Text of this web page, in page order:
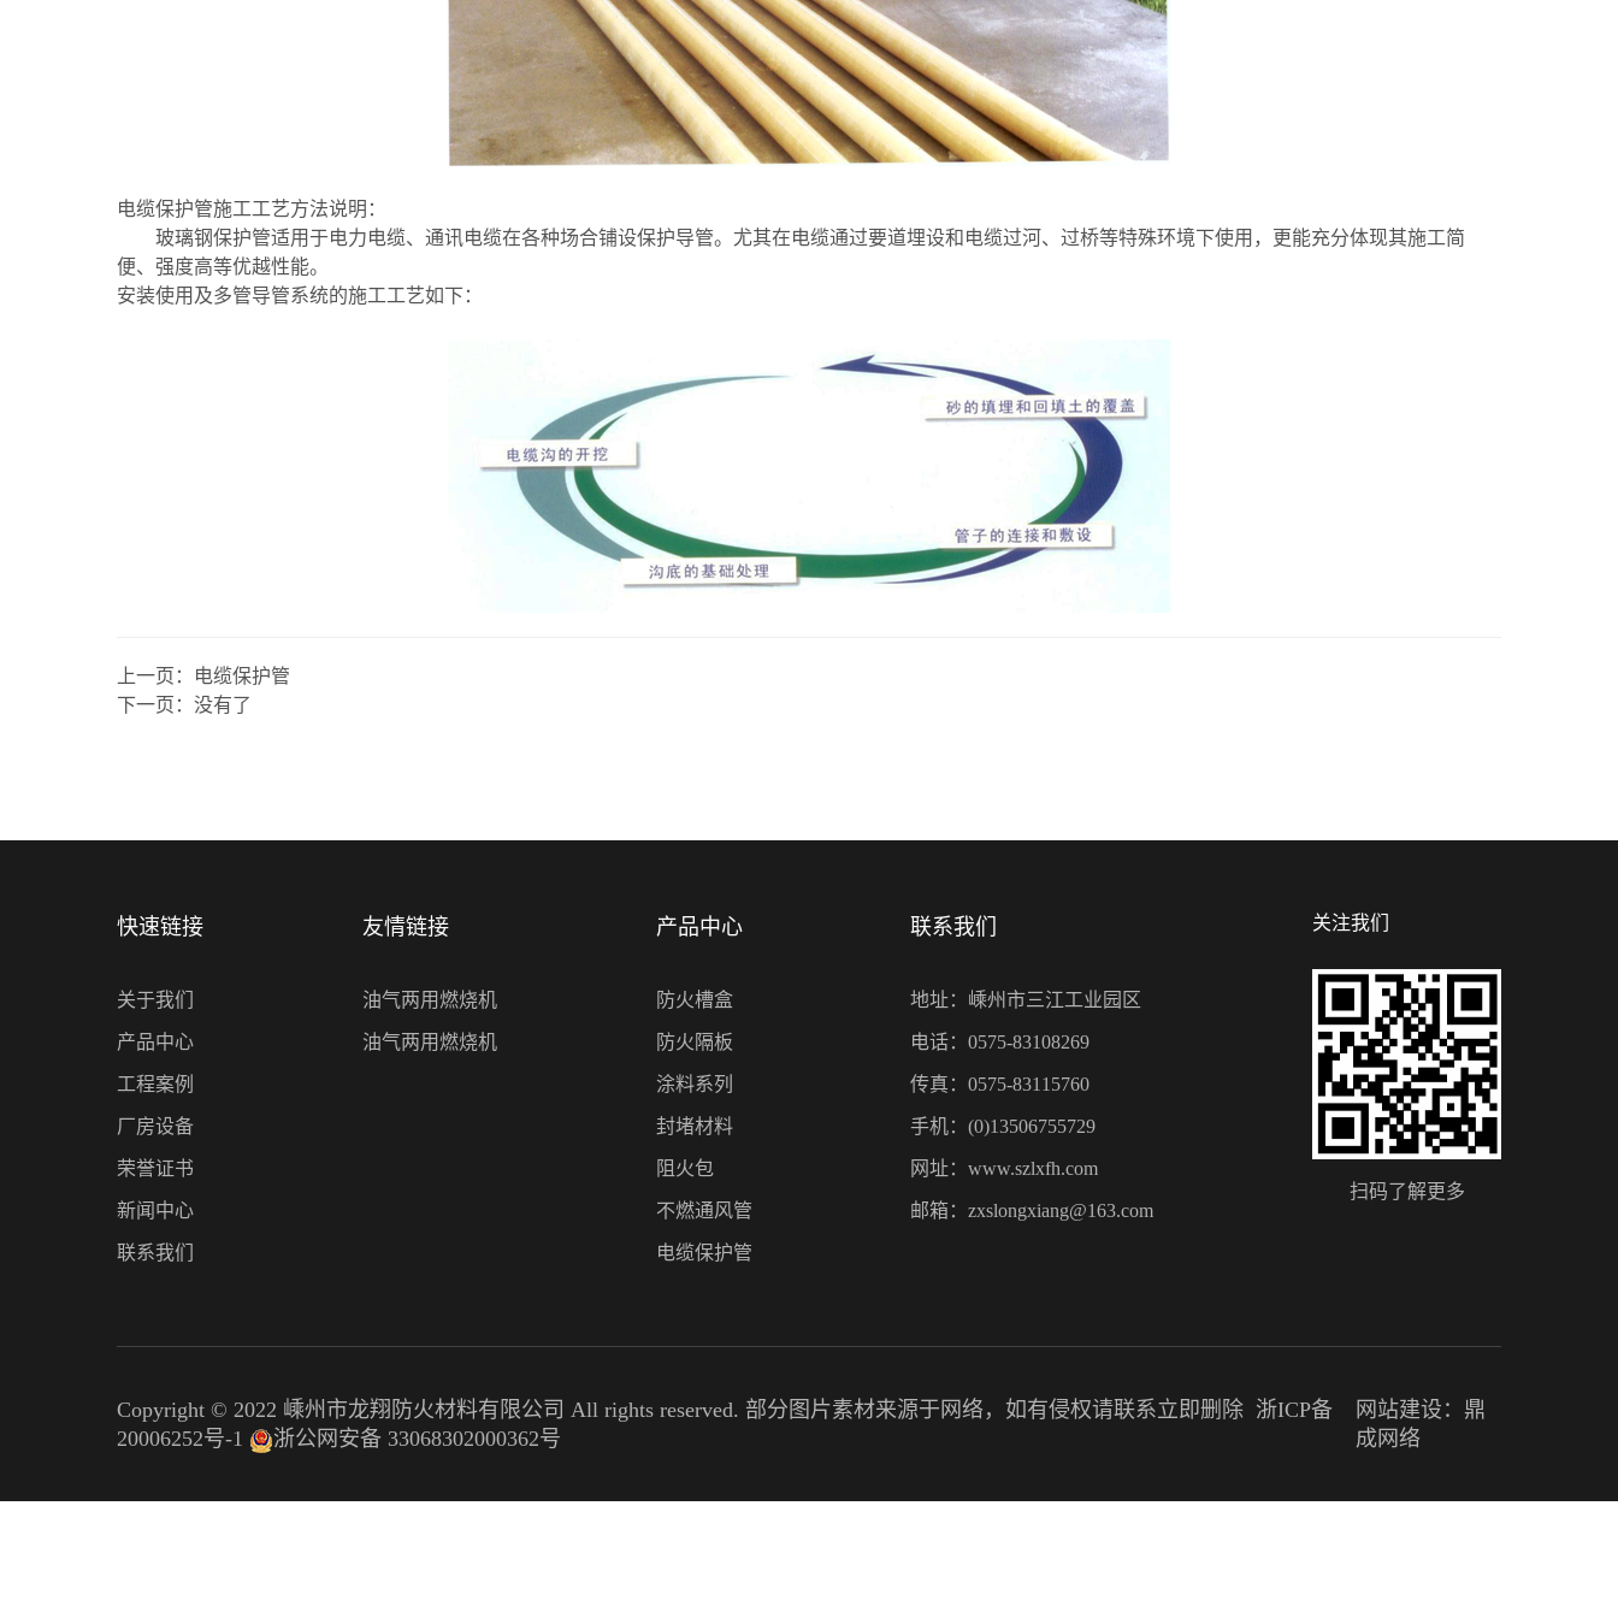
电缆保护管施工工艺方法说明：
玻璃钢保护管适用于电力电缆、通讯电缆在各种场合铺设保护导管。尤其在电缆通过要道埋设和电缆过河、过桥等特殊环境下使用，更能充分体现其施工简
便、强度高等优越性能。
安装使用及多管导管系统的施工工艺如下：
上一页：
电缆保护管
下一页： 没有了
快速链接
关于我们
产品中心
工程案例
厂房设备
荣誉证书
新闻中心
联系我们
友情链接
油气两用燃烧机
油气两用燃烧机
产品中心
防火槽盒
防火隔板
涂料系列
封堵材料
阻火包
不燃通风管
电缆保护管
联系我们
地址：嵊州市三江工业园区
电话：0575-83108269
传真：0575-83115760
手机：(0)13506755729
网址：www.szlxfh.com
邮箱：zxslongxiang@163.com
关注我们
扫码了解更多
Copyright © 2022 嵊州市龙翔防火材料有限公司 All rights reserved. 部分图片素材来源于网络，如有侵权请联系立即删除 浙ICP备
20006252号-1
浙公网安备 33068302000362号
网站建设：鼎
成网络